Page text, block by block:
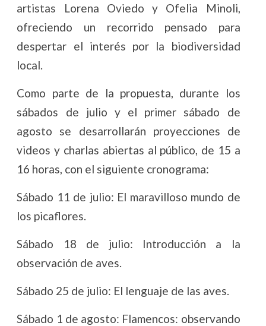
artistas Lorena Oviedo y Ofelia Minoli,
ofreciendo un recorrido pensado para
despertar el interés por la biodiversidad
local.
Como parte de la propuesta, durante los
sábados de julio y el primer sábado de
agosto se desarrollarán proyecciones de
videos y charlas abiertas al público, de 15 a
16 horas, con el siguiente cronograma:
Sábado 11 de julio: El maravilloso mundo de
los picaflores.
Sábado 18 de julio: Introducción a la
observación de aves.
Sábado 25 de julio: El lenguaje de las aves.
Sábado 1 de agosto: Flamencos: observando